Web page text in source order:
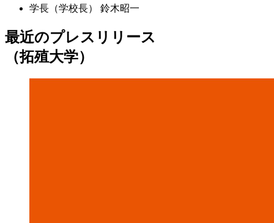
学長（学校長）
鈴木昭一
最近のプレスリリース
（拓殖大学）